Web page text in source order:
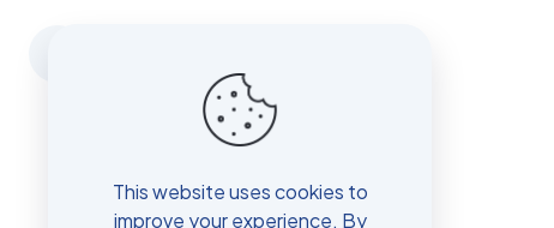
This website uses cookies to
improve your experience. By